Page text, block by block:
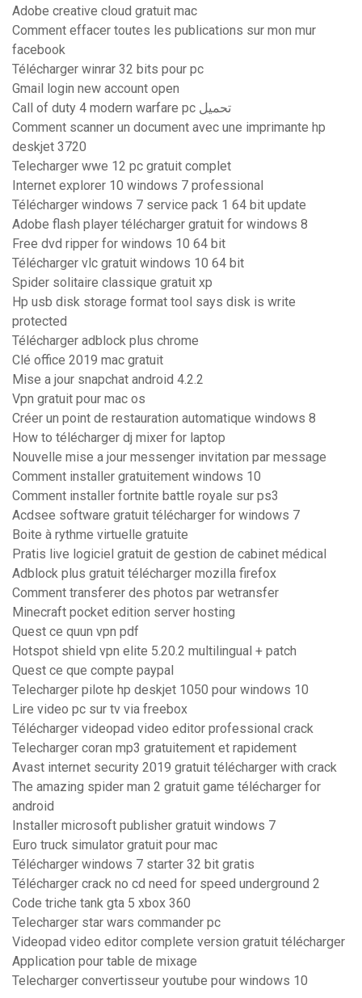
Adobe creative cloud gratuit mac
Comment effacer toutes les publications sur mon mur
facebook
Télécharger winrar 32 bits pour pc
Gmail login new account open
Call of duty 4 modern warfare pc تحميل
Comment scanner un document avec une imprimante hp
deskjet 3720
Telecharger wwe 12 pc gratuit complet
Internet explorer 10 windows 7 professional
Télécharger windows 7 service pack 1 64 bit update
Adobe flash player télécharger gratuit for windows 8
Free dvd ripper for windows 10 64 bit
Télécharger vlc gratuit windows 10 64 bit
Spider solitaire classique gratuit xp
Hp usb disk storage format tool says disk is write
protected
Télécharger adblock plus chrome
Clé office 2019 mac gratuit
Mise a jour snapchat android 4.2.2
Vpn gratuit pour mac os
Créer un point de restauration automatique windows 8
How to télécharger dj mixer for laptop
Nouvelle mise a jour messenger invitation par message
Comment installer gratuitement windows 10
Comment installer fortnite battle royale sur ps3
Acdsee software gratuit télécharger for windows 7
Boite à rythme virtuelle gratuite
Pratis live logiciel gratuit de gestion de cabinet médical
Adblock plus gratuit télécharger mozilla firefox
Comment transferer des photos par wetransfer
Minecraft pocket edition server hosting
Quest ce quun vpn pdf
Hotspot shield vpn elite 5.20.2 multilingual + patch
Quest ce que compte paypal
Telecharger pilote hp deskjet 1050 pour windows 10
Lire video pc sur tv via freebox
Télécharger videopad video editor professional crack
Telecharger coran mp3 gratuitement et rapidement
Avast internet security 2019 gratuit télécharger with crack
The amazing spider man 2 gratuit game télécharger for
android
Installer microsoft publisher gratuit windows 7
Euro truck simulator gratuit pour mac
Télécharger windows 7 starter 32 bit gratis
Télécharger crack no cd need for speed underground 2
Code triche tank gta 5 xbox 360
Telecharger star wars commander pc
Videopad video editor complete version gratuit télécharger
Application pour table de mixage
Telecharger convertisseur youtube pour windows 10